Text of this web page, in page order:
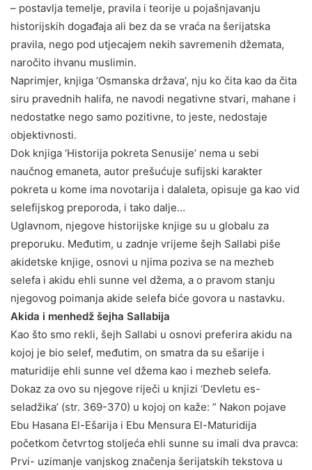
– postavlja temelje, pravila i teorije u pojašnjavanju
historijskih događaja ali bez da se vraća na šerijatska
pravila, nego pod utjecajem nekih savremenih džemata,
naročito ihvanu muslimin.
Naprimjer, knjiga ‘Osmanska država’, nju ko čita kao da čita
siru pravednih halifa, ne navodi negativne stvari, mahane i
nedostatke nego samo pozitivne, to jeste, nedostaje
objektivnosti.
Dok knjiga ‘Historija pokreta Senusije’ nema u sebi
naučnog emaneta, autor prešućuje sufijski karakter
pokreta u kome ima novotarija i dalaleta, opisuje ga kao vid
selefijskog preporoda, i tako dalje…
Uglavnom, njegove historijske knjige su u globalu za
preporuku. Međutim, u zadnje vrijeme šejh Sallabi piše
akidetske knjige, osnovi u njima poziva se na mezheb
selefa i akidu ehli sunne vel džema, a o pravom stanju
njegovog poimanja akide selefa biće govora u nastavku.
Akida i menhedž šejha Sallabija
Kao što smo rekli, šejh Sallabi u osnovi preferira akidu na
kojoj je bio selef, međutim, on smatra da su ešarije i
maturidije ehli sunne vel džema kao i mezheb selefa.
Dokaz za ovo su njegove riječi u knjizi ‘Devletu es-
seladžika’ (str. 369-370) u kojoj on kaže: ” Nakon pojave
Ebu Hasana El-Ešarija i Ebu Mensura El-Maturidija
početkom četvrtog stoljeća ehli sunne su imali dva pravca:
Prvi- uzimanje vanjskog značenja šerijatskih tekstova u